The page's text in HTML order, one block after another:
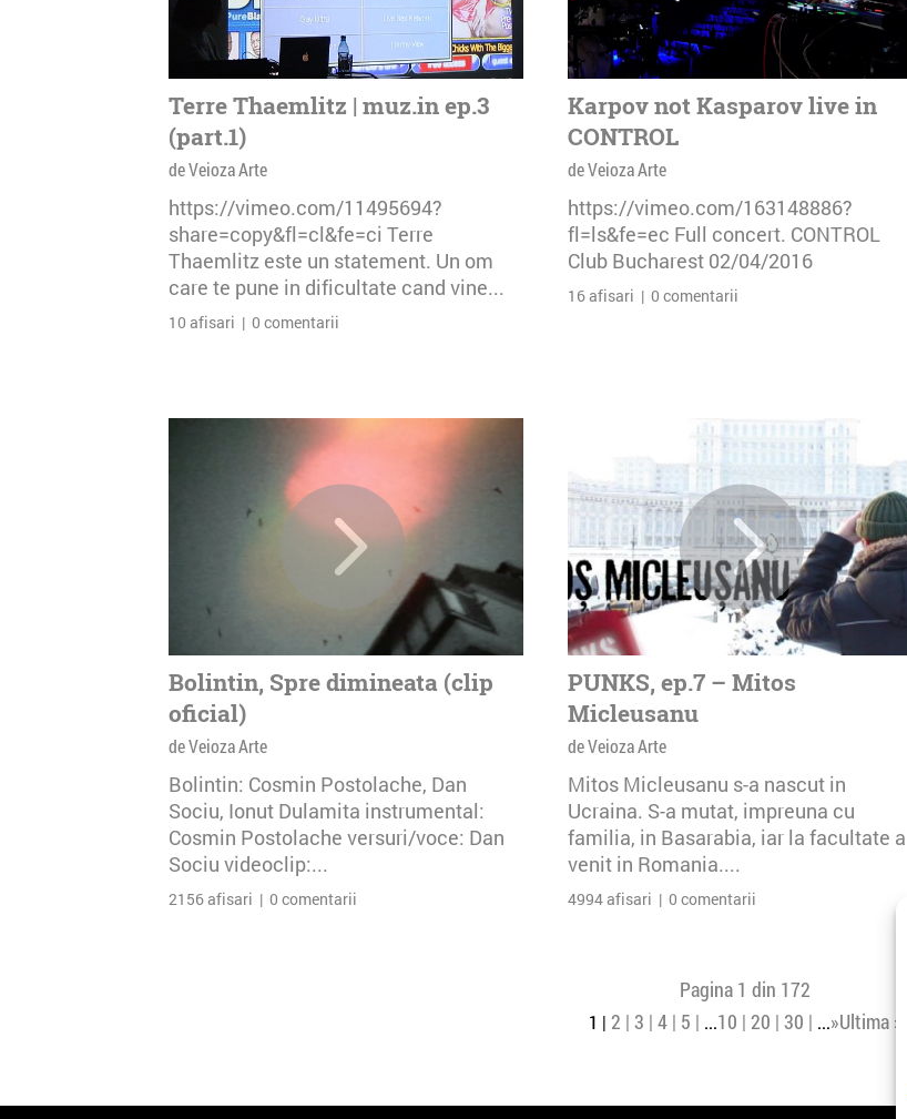
Terre Thaemlitz | muz.in ep.3
(part.1)
de Veioza Arte
https://vimeo.com/11495694?
share=copy&fl=cl&fe=ci Terre
Thaemlitz este un statement. Un om
care te pune in dificultate cand vine...
10 afisari | 0 comentarii
Karpov not Kasparov live in
CONTROL
de Veioza Arte
https://vimeo.com/163148886?
fl=ls&fe=ec Full concert. CONTROL
Club Bucharest 02/04/2016
16 afisari | 0 comentarii
Bolintin, Spre dimineata (clip
oficial)
de Veioza Arte
Bolintin: Cosmin Postolache, Dan
Sociu, Ionut Dulamita instrumental:
Cosmin Postolache versuri/voce: Dan
Sociu videoclip:...
2156 afisari | 0 comentarii
PUNKS, ep.7 – Mitos
Micleusanu
de Veioza Arte
Mitos Micleusanu s-a nascut in
Ucraina. S-a mutat, impreuna cu
familia, in Basarabia, iar la facultate a
venit in Romania....
4994 afisari | 0 comentarii
Pagina 1 din 172
1 2 3 4 5 ...10 20 30 ...»Ultima »